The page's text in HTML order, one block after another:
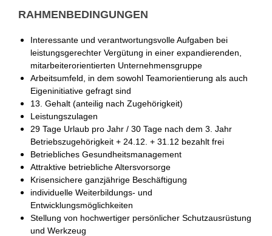
RAHMENBEDINGUNGEN
Interessante und verantwortungsvolle Aufgaben bei
leistungsgerechter Vergütung in einer expandierenden,
mitarbeiterorientierten Unternehmensgruppe
Arbeitsumfeld, in dem sowohl Teamorientierung als auch
Eigeninitiative gefragt sind
13. Gehalt (anteilig nach Zugehörigkeit)
Leistungszulagen
29 Tage Urlaub pro Jahr / 30 Tage nach dem 3. Jahr
Betriebszugehörigkeit + 24.12. + 31.12 bezahlt frei
Betriebliches Gesundheitsmanagement
Attraktive betriebliche Altersvorsorge
Krisensichere ganzjährige Beschäftigung
individuelle Weiterbildungs- und
Entwicklungsmöglichkeiten
Stellung von hochwertiger persönlicher Schutzausrüstung
und Werkzeug